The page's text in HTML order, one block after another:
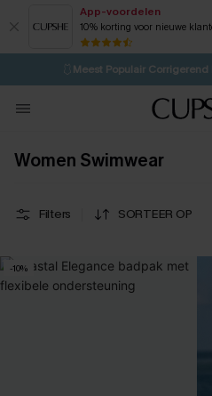
App-voordelen
10% korting voor nieuwe
⚡️LAATSTE KANS |
🩱Meest Populair
💌Abonneer je &
Koop 3, krijg 15%
Women Swimwear
Filters SORTEER OP
-10%